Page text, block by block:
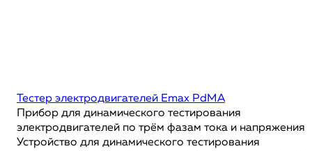
Тестер электродвигателей Emax PdMA
Прибор для динамического тестирования
электродвигателей по трём фазам тока и напряжения
Устройство для динамического тестирования